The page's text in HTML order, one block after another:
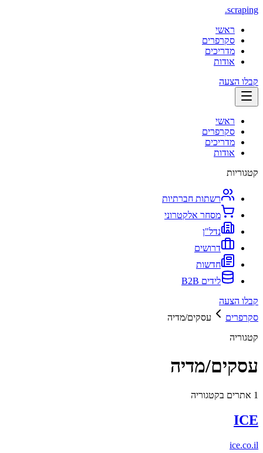
scraping
.
ראשי
סקרפרים
מדריכים
אודות
קבלו הצעה
ראשי
סקרפרים
מדריכים
אודות
קטגוריות
רשתות חברתיות
מסחר אלקטרוני
נדל"ן
דרושים
חדשות
לידים B2B
קבלו הצעה
סקרפרים
עסקים/מדיה
קטגוריה
עסקים/מדיה
1 אתרים בקטגוריה
ICE
ice.co.il